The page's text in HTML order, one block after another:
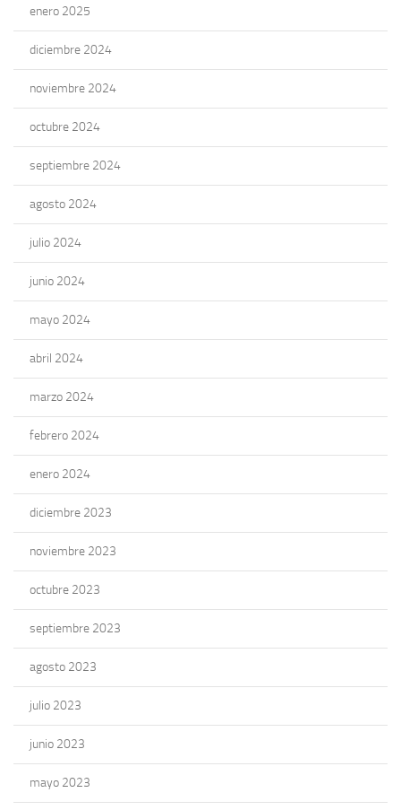
enero 2025
diciembre 2024
noviembre 2024
octubre 2024
septiembre 2024
agosto 2024
julio 2024
junio 2024
mayo 2024
abril 2024
marzo 2024
febrero 2024
enero 2024
diciembre 2023
noviembre 2023
octubre 2023
septiembre 2023
agosto 2023
julio 2023
junio 2023
mayo 2023